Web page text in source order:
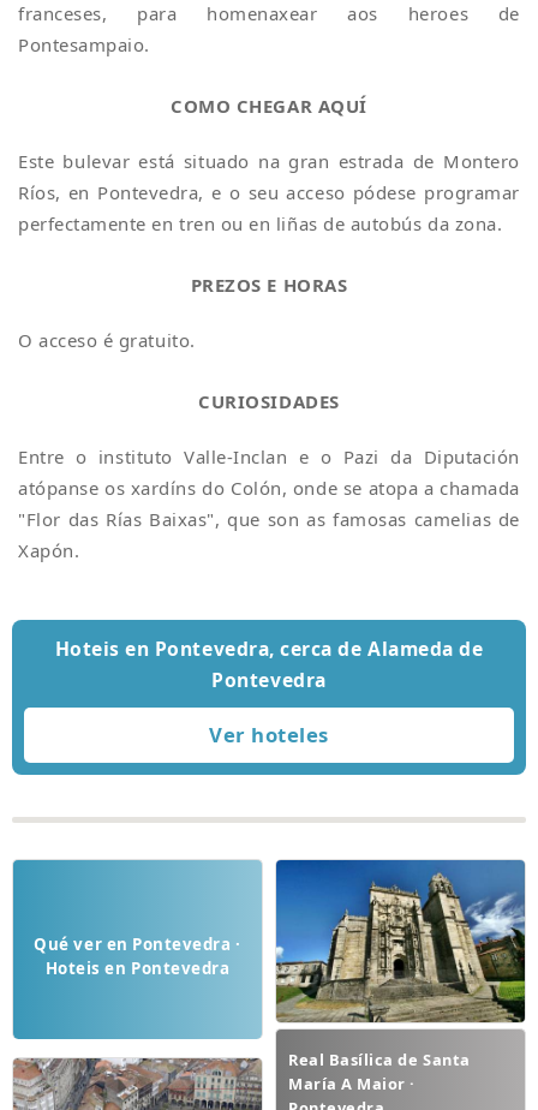
franceses, para homenaxear aos heroes de
Pontesampaio.
COMO CHEGAR AQUÍ
Este bulevar está situado na gran estrada de Montero
Ríos, en Pontevedra, e o seu acceso pódese programar
perfectamente en tren ou en liñas de autobús da zona.
PREZOS E HORAS
O acceso é gratuito.
CURIOSIDADES
Entre o instituto Valle-Inclan e o Pazi da Diputación
atópanse os xardíns do Colón, onde se atopa a chamada
"Flor das Rías Baixas", que son as famosas camelias de
Xapón.
Hoteis en Pontevedra, cerca de Alameda de
Pontevedra
Qué ver en Pontevedra ·
Hoteis en Pontevedra
Real Basílica de Santa
María A Maior ·